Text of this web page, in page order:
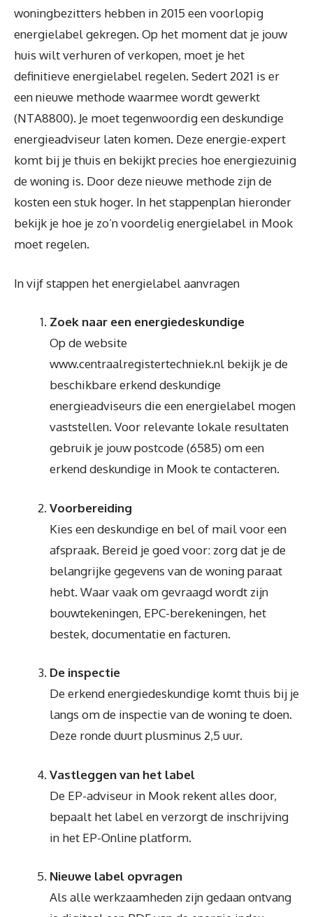
woningbezitters hebben in 2015 een voorlopig
energielabel gekregen. Op het moment dat je jouw
huis wilt verhuren of verkopen, moet je het
definitieve energielabel regelen. Sedert 2021 is er
een nieuwe methode waarmee wordt gewerkt
(NTA8800). Je moet tegenwoordig een deskundige
energieadviseur laten komen. Deze energie-expert
komt bij je thuis en bekijkt precies hoe energiezuinig
de woning is. Door deze nieuwe methode zijn de
kosten een stuk hoger. In het stappenplan hieronder
bekijk je hoe je zo’n voordelig energielabel in Mook
moet regelen.
In vijf stappen het energielabel aanvragen
Zoek naar een energiedeskundige
Op de website
www.centraalregistertechniek.nl bekijk je de
beschikbare erkend deskundige
energieadviseurs die een energielabel mogen
vaststellen. Voor relevante lokale resultaten
gebruik je jouw postcode (6585) om een
erkend deskundige in Mook te contacteren.
Voorbereiding
Kies een deskundige en bel of mail voor een
afspraak. Bereid je goed voor: zorg dat je de
belangrijke gegevens van de woning paraat
hebt. Waar vaak om gevraagd wordt zijn
bouwtekeningen, EPC-berekeningen, het
bestek, documentatie en facturen.
De inspectie
De erkend energiedeskundige komt thuis bij je
langs om de inspectie van de woning te doen.
Deze ronde duurt plusminus 2,5 uur.
Vastleggen van het label
De EP-adviseur in Mook rekent alles door,
bepaalt het label en verzorgt de inschrijving
in het EP-Online platform.
Nieuwe label opvragen
Als alle werkzaamheden zijn gedaan ontvang